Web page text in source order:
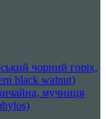
чорний горіх,
black walnut)
мучниця